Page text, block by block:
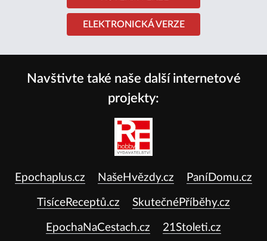
ELEKTRONICKÁ VERZE
Navštivte také naše další internetové
projekty:
Epochaplus.cz NašeHvězdy.cz PaníDomu.cz
TisíceReceptů.cz SkutečnéPříběhy.cz
EpochaNaCestach.cz 21Stoleti.cz